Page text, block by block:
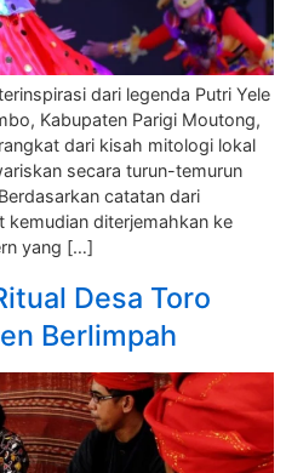
dari legenda Putri Yele
Kabupaten Parigi Moutong,
dari kisah mitologi lokal
secara turun-temurun
catatan dari
kemudian diterjemahkan ke
yang […]
Desa Toro
Berlimpah